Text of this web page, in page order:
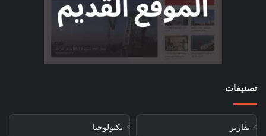
تصنيفات
تقارير تكنولوجيا